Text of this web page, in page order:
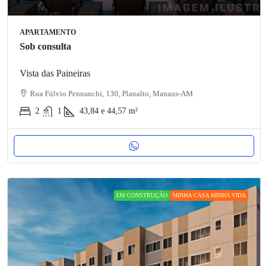
APARTAMENTO
Sob consulta
Vista das Paineiras
Rua Fúlvio Pennanchi, 130, Planalto, Manaus-AM
2
1 43,84 e 44,57 m²
EM CONSTRUÇÃO MINHA CASA MINHA VIDA